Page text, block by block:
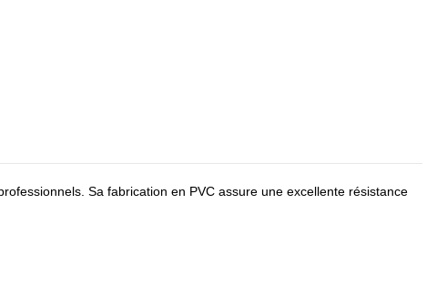
Sa fabrication en PVC assure une excellente résistance